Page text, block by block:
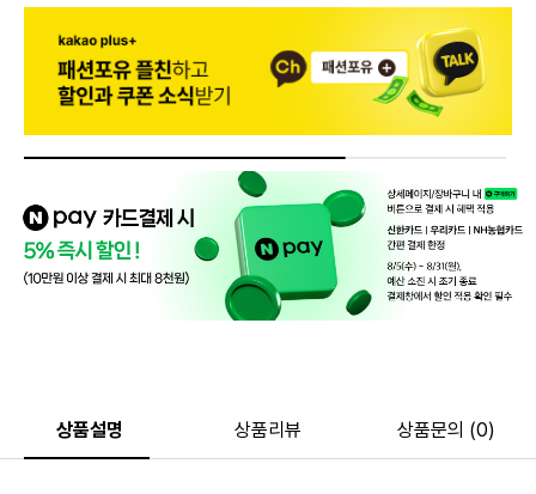
상품설명 상품리뷰 상품문의 (0)